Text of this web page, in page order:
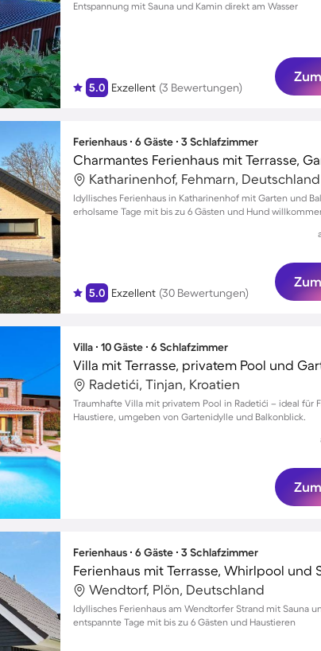
Entspannung mit Sauna und Kamin direkt am Wasser
5.0 Exzellent (3 Bewertungen)
Ferienhaus ∙ 6 Gäste ∙ 3 Schlafzimmer
Katharinenhof, Fehmarn, Deutschland
Idyllisches Ferienhaus in Katharinenhof mit Garten und
erholsame Tage mit bis zu 6 Gästen und Hund
5.0 Exzellent (30 Bewertungen)
Villa ∙ 10 Gäste ∙ 6 Schlafzimmer
Radetići, Tinjan, Kroatien
Traumhafte Villa mit privatem Pool in Radetići – ideal für
Haustiere, umgeben von Gartenidylle und Balkonblick.
Ferienhaus ∙ 6 Gäste ∙ 3 Schlafzimmer
Wendtorf, Plön, Deutschland
Idyllisches Ferienhaus am Wendtorfer Strand mit Sauna
entspannte Tage mit bis zu 6 Gästen und Haustieren